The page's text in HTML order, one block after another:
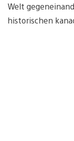
Welt
historischen